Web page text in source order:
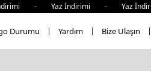
İndirimi - Yaz
Durumu Yardım Bize Ulaşın